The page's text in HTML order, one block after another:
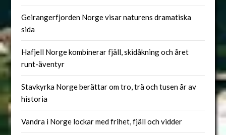
Geirangerfjorden Norge visar naturens dramatiska
sida
Hafjell Norge kombinerar fjäll, skidåkning och året
runt-äventyr
Stavkyrka Norge berättar om tro, trä och tusen år av
historia
Vandra i Norge lockar med frihet, fjäll och vidder